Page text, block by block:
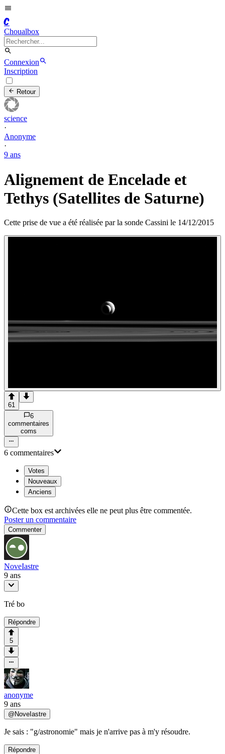
C
Choualbox
Connexion
Inscription
Retour
science
·
Anonyme
·
9 ans
Alignement de Encelade et
Tethys (Satellites de Saturne)
Cette prise de vue a été réalisée par la sonde Cassini le 14/12/2015
61
6
commentaires
coms
6 commentaires
Votes
Nouveaux
Anciens
Cette box est archivées elle ne peut plus être commentée.
Poster un commentaire
Commenter
NoveIastre
9 ans
Tré bo
Répondre
5
anonyme
9 ans
@NoveIastre
Je sais : "g/astronomie" mais je n'arrive pas à m'y résoudre.
Répondre